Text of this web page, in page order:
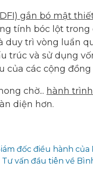
gắn bó mật
tính bóc lột
trì vòng luẩn
trúc và sử dụng
các cộng
chờ... hành
diện hơn.
đốc điều hành
Tư vấn đầu tiên về